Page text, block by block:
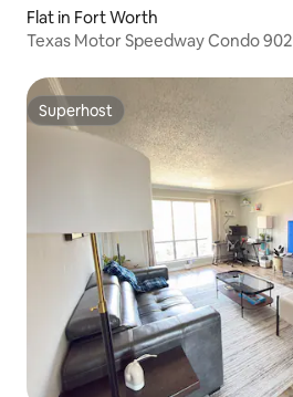
Flat in Fort Worth
Texas Motor Speedway Condo 902
Superhost
Superhost